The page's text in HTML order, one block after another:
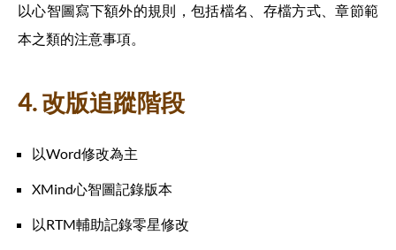
以心智圖寫下額外的規則，包括檔名、存檔方式、章節範
本之類的注意事項。
4. 改版追蹤階段
以Word修改為主
XMind心智圖記錄版本
以RTM輔助記錄零星修改